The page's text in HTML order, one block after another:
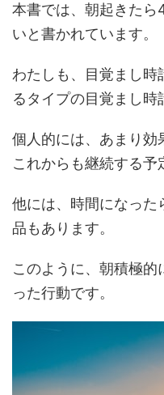
本書では、朝起きたら
いと書かれています。
わたしも、目覚まし時
るタイプの目覚まし時
個人的には、あまり効
これからも継続する予
他には、時間になった
品もあります。
このように、朝積極
った行動です。